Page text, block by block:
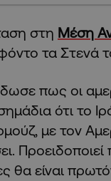
στη Μέση
τα Στενά
πως οι
ότι το
με τον
θα είναι